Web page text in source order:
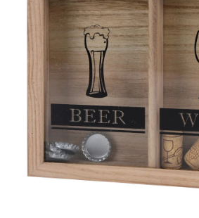
hvězdiček.